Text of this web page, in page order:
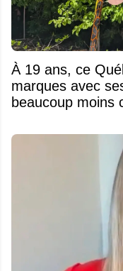
À 19 ans, ce
marques avec
beaucoup moins